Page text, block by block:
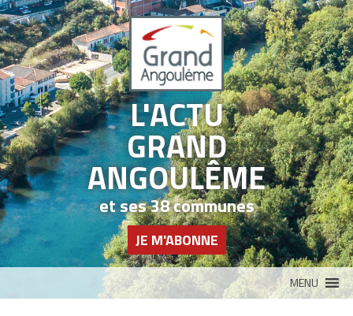
L'ACTU
GRAND
ANGOULÊME
et ses 38 communes
JE M'ABONNE
MENU
Panneau de gestion des cookies